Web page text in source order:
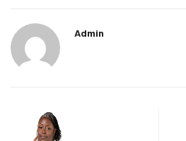
Admin